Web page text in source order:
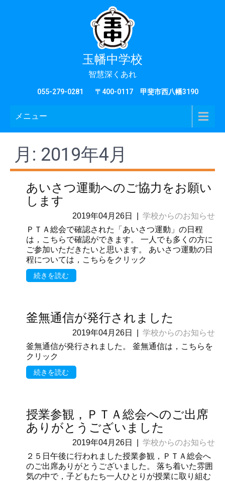
玉幡中学校
智慧深くあれ
055-279-0281 〒400-0117 甲斐市西八幡3190
メニュー
月: 2019年4月
あいさつ運動へのご協力をお願い
します
2019年04月26日
学校からのお知らせ
ＰＴＡ総会で確認された「あいさつ運動」の日程
は，こちらで確認ができます。 一人でも多くの方に
ご参加いただきたいと思います。 あいさつ運動の日
程については，こちらをクリック
続きを読む
釜無通信が発行されました
2019年04月26日
学校からのお知らせ
釜無通信が発行されました。 釜無通信は，こちらを
クリック
続きを読む
授業参観，ＰＴＡ総会へのご出席
ありがとうございました
2019年04月26日
学校からのお知らせ
２５日午後に行われました授業参観，ＰＴＡ総会へ
のご出席ありがとうございました。 落ち着いた雰囲
気の中で，子どもたち一人ひとりが授業に取り組む